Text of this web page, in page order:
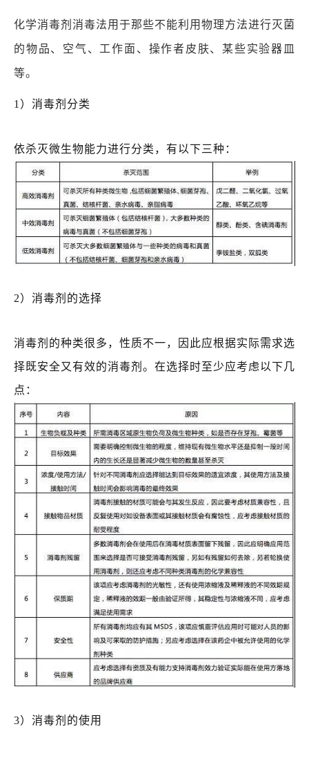
化学消毒剂消毒法用于那些不能利用物理方法进行灭菌
的物品、空气、工作面、操作者皮肤、某些实验器皿
等。
1）消毒剂分类
依杀灭微生物能力进行分类，有以下三种：
2）消毒剂的选择
消毒剂的种类很多，性质不一，因此应根据实际需求选
择既安全又有效的消毒剂。在选择时至少应考虑以下几
点：
3）消毒剂的使用